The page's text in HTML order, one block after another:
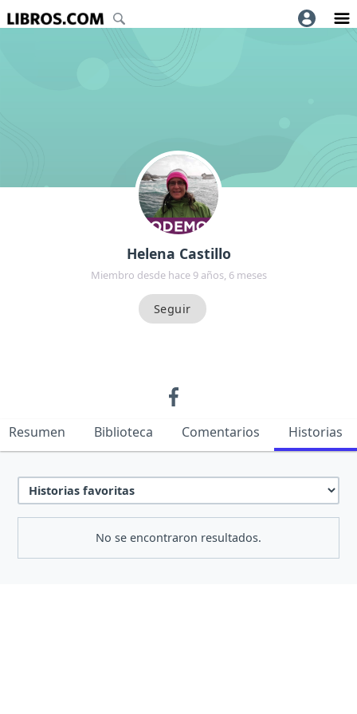
Helena Castillo
Miembro desde hace 9 años, 6 meses
Resumen Biblioteca Comentarios Historias
No se encontraron resultados.